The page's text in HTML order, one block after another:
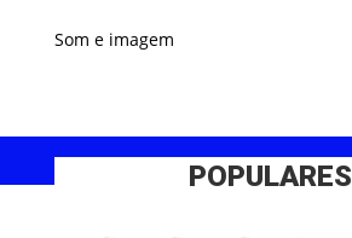
Som e imagem
POPULARES